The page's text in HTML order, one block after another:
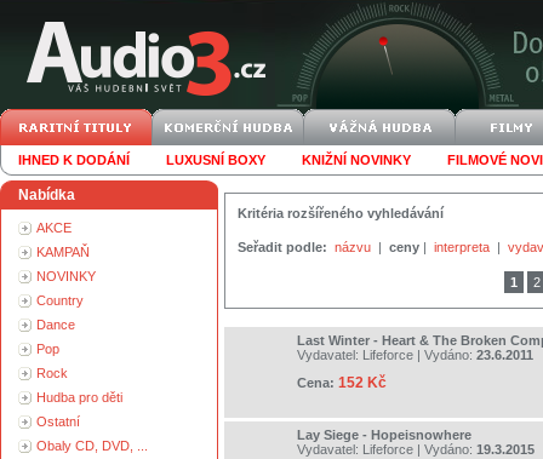
IHNED K DODÁNÍ LUXUSNÍ BOXY KNIŽNÍ NOVINKY FILMOVÉ
Nabídka
AKCE
KAMPAŇ
NOVINKY
Country
Dance
Pop
Rock
Hudba pro děti
Ostatní
Obaly CD, DVD, ...
Kritéria rozšířeného vyhledávání
Seřadit podle: názvu | ceny | interpreta |
1 2
Last Winter - Heart & The Broken
Vydavatel: Lifeforce | Vydáno: 23.6.2011
Cena: 152 Kč
Lay Siege - Hopeisnowhere
Vydavatel: Lifeforce | Vydáno: 19.3.2015